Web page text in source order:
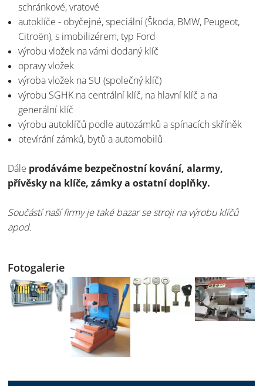
schránkové, vratové
autoklíče - obyčejné, speciální (Škoda, BMW, Peugeot,
Citroën), s imobilizérem, typ Ford
výrobu vložek na vámi dodaný klíč
opravy vložek
výroba vložek na SU (společný klíč)
výrobu SGHK na centrální klíč, na hlavní klíč a na
generální klíč
výrobu autoklíčů podle autozámků a spínacích skříněk
otevírání zámků, bytů a automobilů
Dále prodáváme bezpečnostní kování, alarmy,
přívěsky na klíče, zámky a ostatní doplňky.
Součástí naší firmy je také bazar se stroji na výrobu klíčů
apod.
Fotogalerie